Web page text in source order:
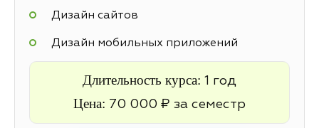
Дизайн сайтов
Дизайн мобильных приложений
Длительность курса: 1 год
Цена: 70 000 ₽ за семестр